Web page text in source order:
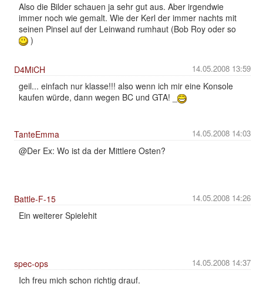
Also die Bilder schauen ja sehr gut aus. Aber irgendwie
immer noch wie gemalt. Wie der Kerl der immer nachts mit
seinen Pinsel auf der Leinwand rumhaut (Bob Roy oder so
)
14.05.2008 13:59
D4MiCH
geil... einfach nur klasse!!! also wenn ich mir eine Konsole
kaufen würde, dann wegen BC und GTA! _
14.05.2008 14:03
TanteEmma
@Der Ex: Wo ist da der Mittlere Osten?
14.05.2008 14:26
Battle-F-15
Ein weiterer Spielehit
14.05.2008 14:37
spec-ops
Ich freu mich schon richtig drauf.